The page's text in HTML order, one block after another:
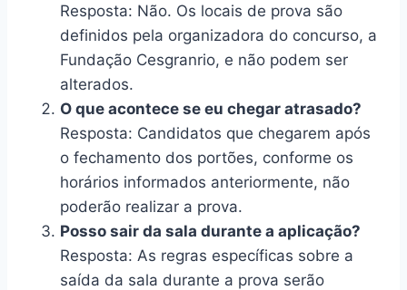
Resposta: Não. Os locais de prova são
definidos pela organizadora do concurso, a
Fundação Cesgranrio, e não podem ser
alterados.
O que acontece se eu chegar atrasado?
Resposta: Candidatos que chegarem após
o fechamento dos portões, conforme os
horários informados anteriormente, não
poderão realizar a prova.
Posso sair da sala durante a aplicação?
Resposta: As regras específicas sobre a
saída da sala durante a prova serão